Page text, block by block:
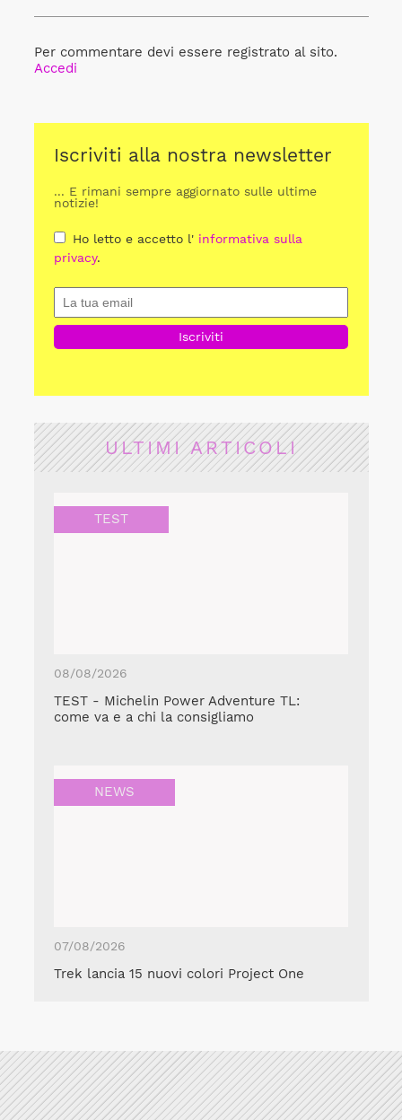
Per commentare devi essere registrato al sito.
Accedi
Iscriviti alla nostra newsletter
... E rimani sempre aggiornato sulle ultime
notizie!
Ho letto e accetto l' informativa sulla
privacy.
ULTIMI ARTICOLI
TEST
08/08/2026
TEST - Michelin Power Adventure TL:
come va e a chi la consigliamo
NEWS
07/08/2026
Trek lancia 15 nuovi colori Project One